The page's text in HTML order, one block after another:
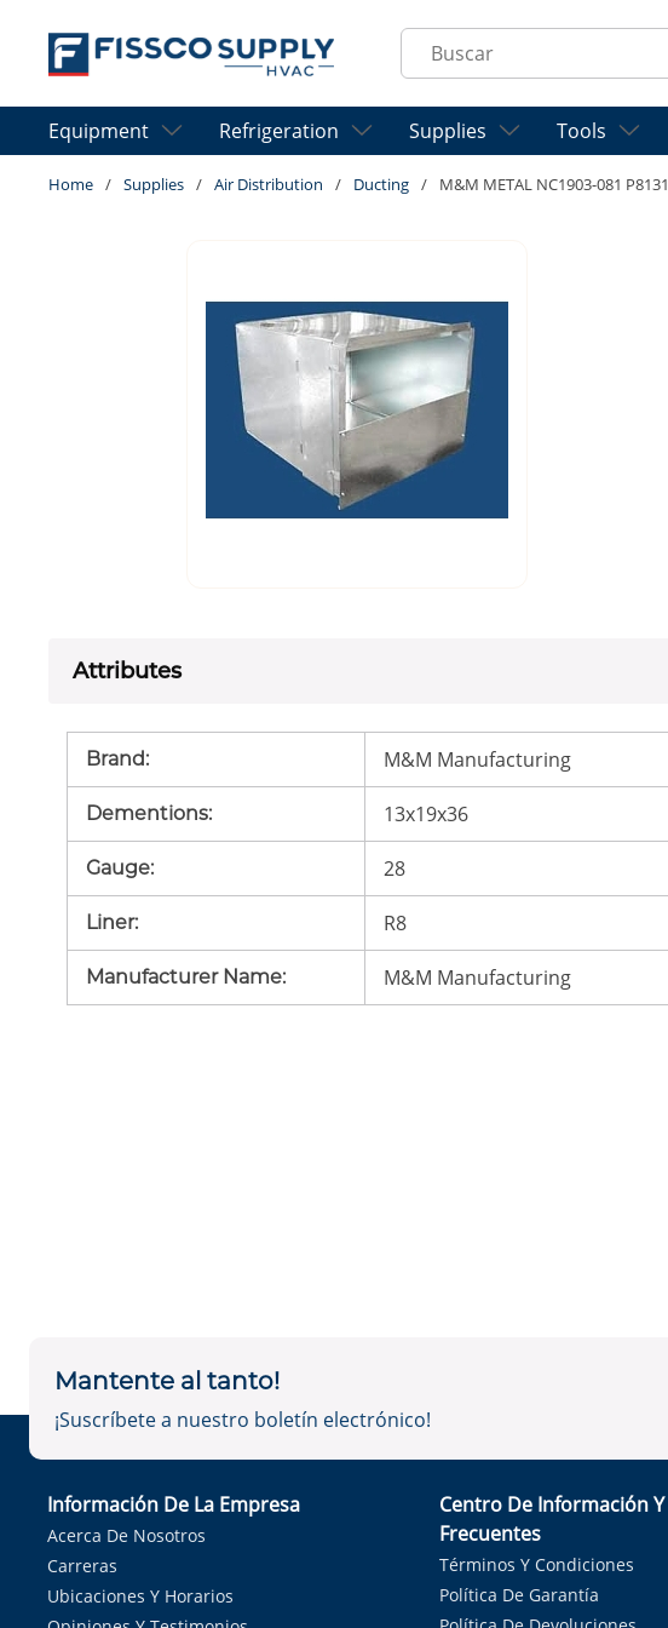
Skip to main content
Site Search
Equipment Refrigeration Supplies Tools
Home / Supplies / Air Distribution / Ducting / M&M METAL NC1903-081
Attributes
Brand: M&M Manufacturing
Dementions: 13x19x36
Gauge: 28
Liner: R8
Manufacturer Name: M&M Manufacturing
Mantente al tanto!
¡Suscríbete a nuestro boletín electrónico!
Información De La Empresa
Acerca De Nosotros
Carreras
Ubicaciones Y Horarios
Centro De Información
Frecuentes
Términos Y Condiciones
Política De Garantía